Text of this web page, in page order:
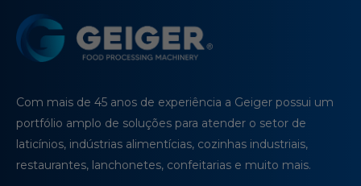
Com mais de 45 anos de experiência a Geiger possui um
portfólio amplo de soluções para atender o setor de
laticínios, indústrias alimentícias, cozinhas industriais,
restaurantes, lanchonetes, confeitarias e muito mais.